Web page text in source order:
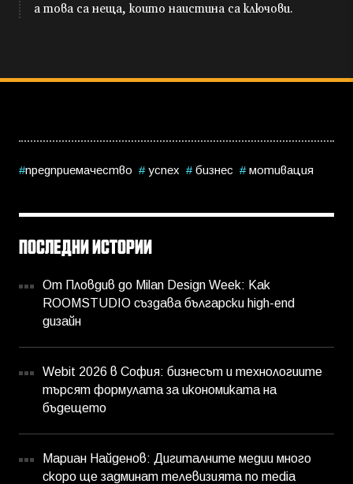
а това са неща, които наистина са ключови.
предприемачество успех бизнес мотивация
ПОСЛЕДНИ ИСТОРИИ
От Пловдив до Milan Design Week: Как
ROOMSTUDIO създава български high-end
дизайн
Webit 2026 в София: бизнесът и технологиите
търсят формулата за икономиката на
бъдещето
Мариан Найденов: Дигиталните медии много
скоро ще задминат телевизията по media